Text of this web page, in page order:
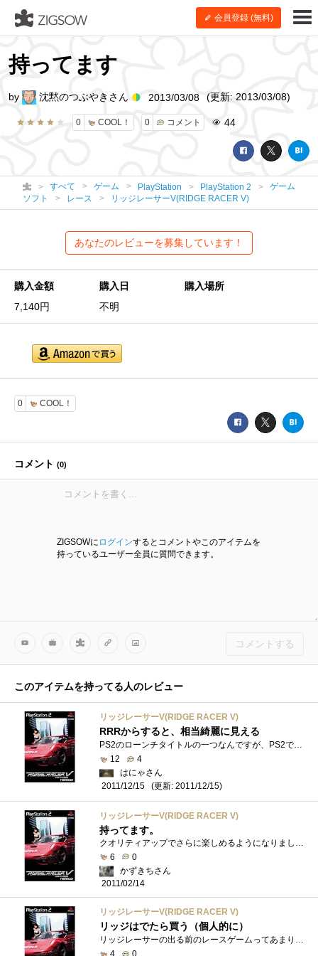
会員登録 (無料)
持ってます
0 COOL！ 0 コメント 44
by 沈黙のつぶやきさん 2013/03/08 (更新: 2013/03/08)
すべて ゲーム PlayStation PlayStation 2
ゲーム
ソフト
レース リッジレーサーV(RIDGE RACER V)
あなたのレビューを募集しています！
購入金額
7,140円
購入日
不明
購入場所
0 COOL！
コメント (0)
ZIGSOWに ログインするとコメントやこのアイテムを
持っているユーザー全員に質問できます。
コメントする
このアイテムを持ってる人のレビュー
リッジレーサーV(RIDGE RACER V)
RRRからすると、相当綺麗に見える
PS2のローンチタイトルの一つなんですが、PS2での正統リッジレーサーはこれだけ。ネジコン対応なので、久しぶりにプレイしましたが…腕が鈍っ�...
12
4
はにゃさん
2011/12/15
(更新: 2011/12/15)
リッジレーサーV(RIDGE RACER V)
持ってます。
クオリティアップでさらに楽しめるようになりました。
6
0
かずきちさん
2011/02/14
リッジレーサーV(RIDGE RACER V)
リッジはでたら買う（個人的に）
リッジレーサーの出る前のレースゲームってあまり興味がなかったというかハマッたのはあまりなかったんですがリッジ＝即買いあと新ハード発�...